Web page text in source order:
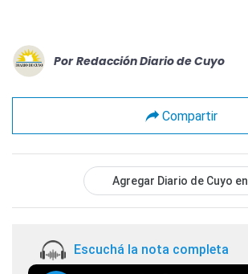
Por Redacción Diario de Cuyo
Compartir
Agregar Diario de Cuyo en
Escuchá la nota completa